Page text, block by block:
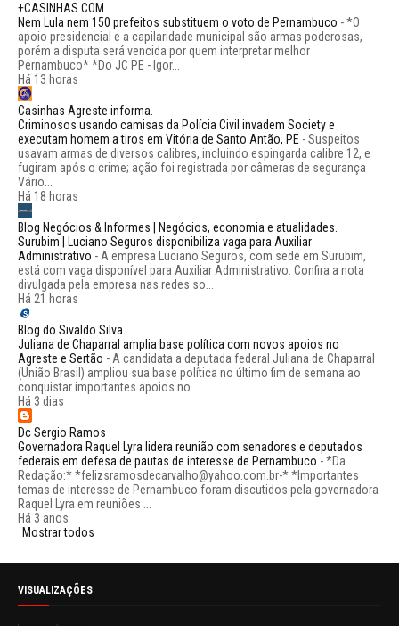
+CASINHAS.COM
Nem Lula nem 150 prefeitos substituem o voto de Pernambuco -*O
apoio presidencial e a capilaridade municipal são armas poderosas,
porém a disputa será vencida por quem interpretar melhor
Pernambuco* *Do JC PE - Igor...
Há 13 horas
Casinhas Agreste informa.
Criminosos usando camisas da Polícia Civil invadem Society e
executam homem a tiros em Vitória de Santo Antão, PE -Suspeitos
usavam armas de diversos calibres, incluindo espingarda calibre 12, e
fugiram após o crime; ação foi registrada por câmeras de segurança
Vário...
Há 18 horas
Blog Negócios & Informes | Negócios, economia e atualidades.
Surubim | Luciano Seguros disponibiliza vaga para Auxiliar
Administrativo -A empresa Luciano Seguros, com sede em Surubim,
está com vaga disponível para Auxiliar Administrativo. Confira a nota
divulgada pela empresa nas redes so...
Há 21 horas
Blog do Sivaldo Silva
Juliana de Chaparral amplia base política com novos apoios no
Agreste e Sertão -A candidata a deputada federal Juliana de Chaparral
(União Brasil) ampliou sua base política no último fim de semana ao
conquistar importantes apoios no ...
Há 3 dias
Dc Sergio Ramos
Governadora Raquel Lyra lidera reunião com senadores e deputados
federais em defesa de pautas de interesse de Pernambuco -*Da
Redação:* *felizsramosdecarvalho@yahoo.com.br-* *Importantes
temas de interesse de Pernambuco foram discutidos pela governadora
Raquel Lyra em reuniões ...
Há 3 anos
Mostrar todos
VISUALIZAÇÕES